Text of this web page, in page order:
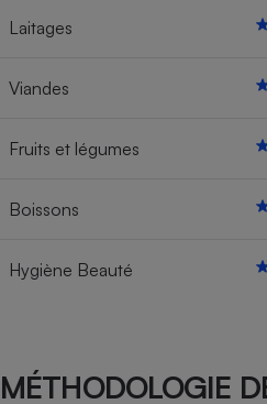
Laitages
Viandes
Fruits et légumes
Boissons
Hygiène Beauté
MÉTHODOLOGIE